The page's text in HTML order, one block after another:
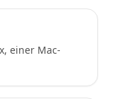
einer Mac-